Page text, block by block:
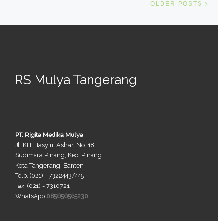
OLDER POSTS
RS Mulya Tangerang
PT. Rigita Medika Mulya
Jl. KH. Hasyim Ashari No. 18
Sudimara Pinang, Kec. Pinang
Kota Tangerang, Banten
Telp. (021) - 7322443/445
Fax. (021) - 7310721
WhatsApp 085656565230